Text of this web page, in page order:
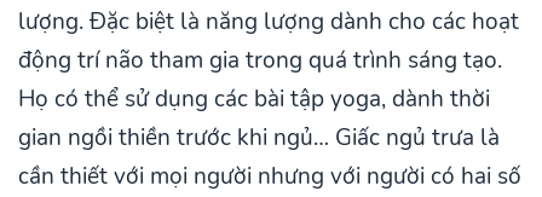
lượng. Đặc biệt là năng lượng dành cho các hoạt
động trí não tham gia trong quá trình sáng tạo.
Họ có thể sử dụng các bài tập yoga, dành thời
gian ngồi thiền trước khi ngủ… Giấc ngủ trưa là
cần thiết với mọi người nhưng với người có hai số